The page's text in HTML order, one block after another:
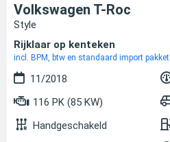
Volkswagen T-Roc
Style
Rijklaar op kenteken
incl. BPM, btw en standaard import pakket
11/2018
116 PK (85 KW)
Handgeschakeld